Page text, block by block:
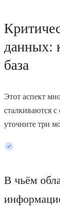
данных:
база
Этот аспект
сталкиваются
уточните три
В чьём